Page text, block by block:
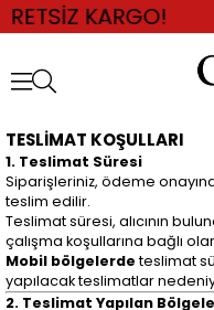
KARGO!
TESLİMAT KOŞULLARI
1. Teslimat Süresi
Siparişleriniz, ödeme
teslim edilir.
Teslimat süresi, alıcının
çalışma koşullarına bağlı
Mobil bölgelerdeteslimat
yapılacak teslimatlar
2. Teslimat Yapılan